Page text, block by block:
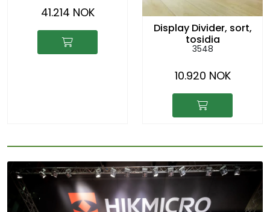
41.214 NOK
Display Divider, sort,
tosidig
3548
10.920 NOK